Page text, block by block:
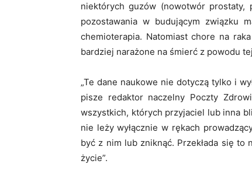
niektórych guzów (nowotwór
pozostawania w budującym związku
chemioterapia. Natomiast chore na
bardziej narażone na śmierć z powodu
„Te dane naukowe nie dotyczą tylko i
pisze redaktor naczelny Poczty
wszystkich, których przyjaciel lub inna
nie leży wyłącznie w rękach
być z nim lub zniknąć. Przekłada się
życie”.